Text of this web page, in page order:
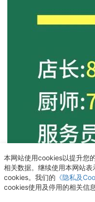
本网站使用cookies以提升您
相关数据。继续使用本网站表
cookies。我们的 《隐私及
cookies使用及停用的相关信息